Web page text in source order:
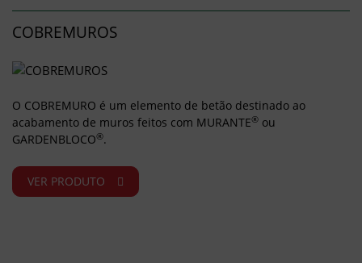
COBREMUROS
O COBREMURO é um elemento de betão destinado ao
acabamento de muros feitos com MURANTE® ou
GARDENBLOCO®.
VER PRODUTO